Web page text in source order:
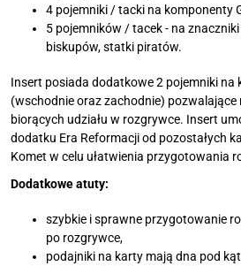
4 pojemniki / tacki na komponenty
5 pojemników / tacek - na
biskupów, statki piratów.
Insert posiada dodatkowe 2 pojemniki na
(wschodnie oraz zachodnie) pozwalające
biorących udziału w rozgrywce. Insert
dodatku Era Reformacji od pozostałych
Komet w celu ułatwienia przygotowania
Dodatkowe atuty:
szybkie i sprawne przygotowanie
po rozgrywce,
podajniki na karty mają dna pod